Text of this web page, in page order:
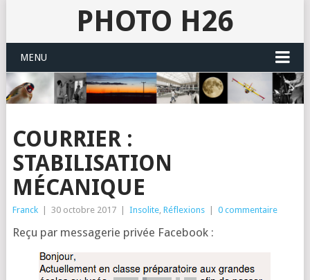
PHOTO H26
MENU
COURRIER :
STABILISATION
MÉCANIQUE
Franck 30 octobre 2017 Insolite, Réflexions 0 commentaire
Reçu par mes­sa­ge­rie pri­vée Facebook :